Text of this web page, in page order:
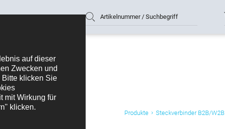
Artikelnummer / Suchbegriff
Produkte Steckverbinder B2B/W2B